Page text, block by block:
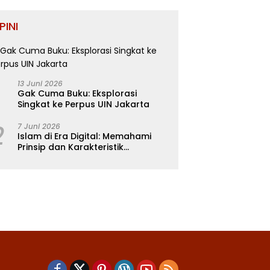
13 Juni 2026
Gak Cuma Buku: Eksplorasi
Singkat ke Perpus UIN Jakarta
7 Juni 2026
Islam di Era Digital: Memahami
Prinsip dan Karakteristik